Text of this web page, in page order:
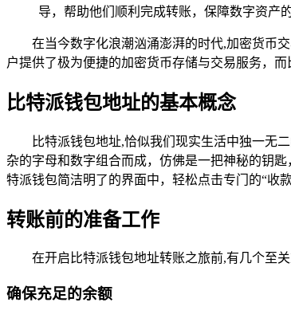
导，帮助他们顺利完成转账，保障数字资产
在当今数字化浪潮汹涌澎湃的时代,加密货币
户提供了极为便捷的加密货币存储与交易服务，
比特派钱包地址的基本概念
比特派钱包地址,恰似我们现实生活中独一无
杂的字母和数字组合而成，仿佛是一把神秘的钥
特派钱包简洁明了的界面中，轻松点击专门的“收
转账前的准备工作
在开启比特派钱包地址转账之旅前,有几个至
确保充足的余额